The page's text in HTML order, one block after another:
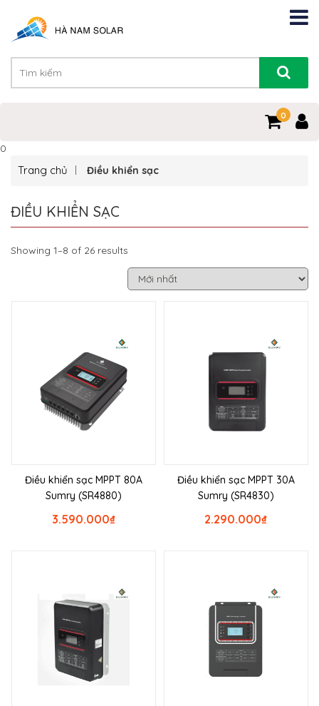
0
0
Trang chủ Điều khiển sạc
ĐIỀU KHIỂN SẠC
Showing 1–8 of 26 results
Điều khiển sạc MPPT 80A
Sumry (SR4880)
₫
3.590.000
Điều khiển sạc MPPT 30A
Sumry (SR4830)
₫
2.290.000